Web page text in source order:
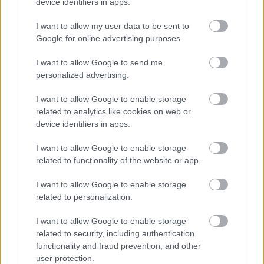
I want to allow my user data to be sent to
Google for online advertising purposes.
I want to allow Google to send me
personalized advertising.
I want to allow Google to enable storage
related to analytics like cookies on web or
device identifiers in apps.
I want to allow Google to enable storage
related to functionality of the website or app.
I want to allow Google to enable storage
related to personalization.
I want to allow Google to enable storage
related to security, including authentication
functionality and fraud prevention, and other
user protection.
Poniżej znajdziesz także ostatnie mecze obu drużyn oraz statystyki
bramkowe.
ULKS Czerteż vs. Bukowianka Bukowsko - relacja, wynik na żywo,
transmisja
Wynik meczu ULKS Czerteż - Bukowianka Bukowsko znajdziesz na naszej
stronie zaraz po jego zakończeniu. Jeżeli szukasz informacji meczowych,
zajrzyj tutaj:ULKS Czerteż vs. Bukowianka Bukowsko - wynik,
składy, strzelcy
Jeżeli w internecie lub TV dostępna jest
albo innych spotkań Krosno
> Klasa B, gr. II na pewno znajdziesz takie informacje na naszym portalu.
Możliwe jednak, że nigdzie nie pojawi się stream online z tego pojedynku.
Asseco Resovia| Developres Rzeszów |ITA TOOLS Stal Mielec
Cellfast Wilki Krosno| Texom Stal Rzeszów|Stal Mielec
Motor Lublin|Stal Rzeszów| Stal Stalowa Wola|Wisła Kraków
Resovia|Wieczysta Kraków